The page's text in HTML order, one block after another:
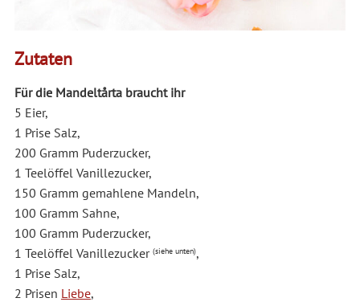
Zutaten
Für die Mandeltårta braucht ihr
5 Eier,
1 Prise Salz,
200 Gramm Puderzucker,
1 Teelöffel Vanillezucker,
150 Gramm gemahlene Mandeln,
100 Gramm Sahne,
100 Gramm Puderzucker,
1 Teelöffel Vanillezucker (siehe unten),
1 Prise Salz,
2 Prisen Liebe,